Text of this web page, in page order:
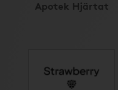
Apotek Hjärtat